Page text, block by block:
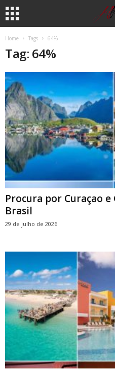
Home Tags 64%
Tag: 64%
Procura por Curaçao
Brasil
29 de julho de 2026